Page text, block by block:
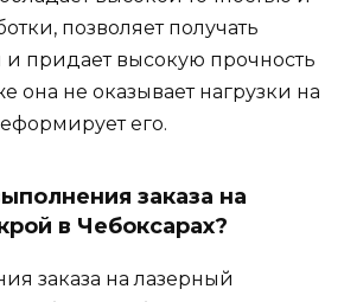
позволяет получать
придает высокую прочность
она не оказывает нагрузки на
его.
заказа на
в Чебоксарах?
заказа на лазерный